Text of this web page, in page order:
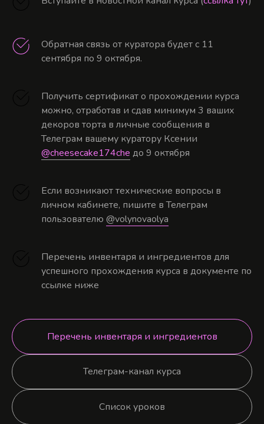
Обратная связь от куратора будет с 11
сентября по 9 октября.
Получить сертификат о прохождении курса
можно, отработав и сдав минимум 3 ваших
декоров торта в личные сообщения в
Телеграм вашему куратору Ксении
@cheesecake174che до 9 октября
Если возникают технические вопросы в
личном кабинете, пишите в Телеграм
пользователю @volynovaolya
Перечень инвентаря и ингредиентов для
успешного прохождения курса в документе по
ссылке ниже
Перечень инвентаря и ингредиентов
Телеграм-канал курса
Список уроков